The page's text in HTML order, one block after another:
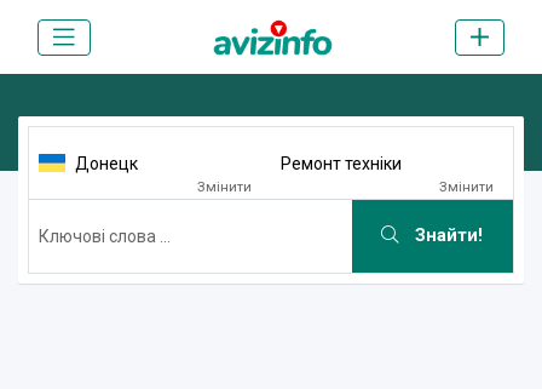
Донецк
Змінити
Ремонт техніки
Змінити
Знайти!